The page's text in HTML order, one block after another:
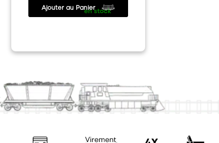
5.90 € / en stock
Ajouter au Panier